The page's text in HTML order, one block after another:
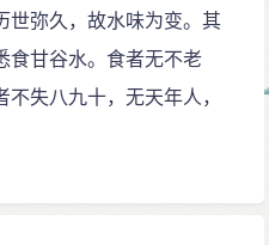
世弥久，故水味为变。其
食甘谷水。食者无不老
失八九十，无天年人，